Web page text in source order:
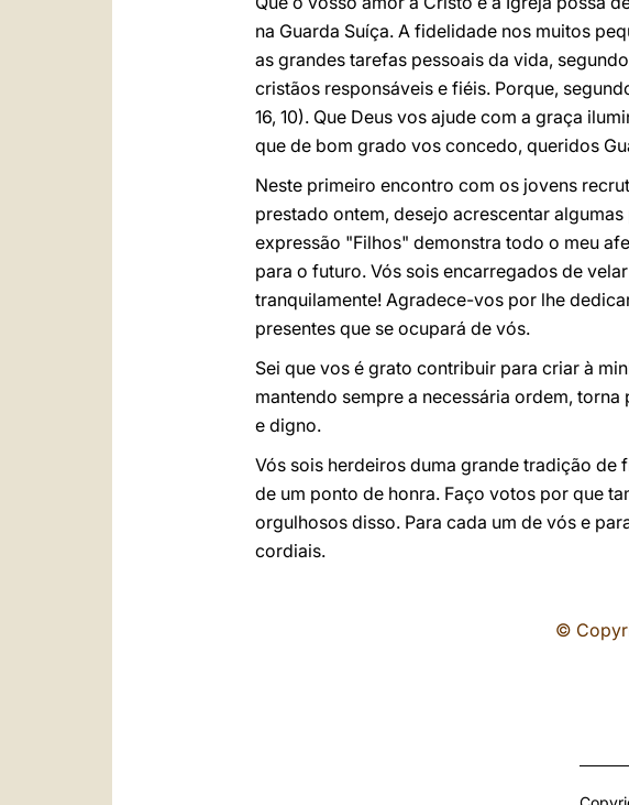
na Guarda Suíça. A fidelidade nos muitos
as grandes tarefas pessoais da vida,
cristãos responsáveis e fiéis. Porque,
16, 10). Que Deus vos ajude com a graça
que de bom grado vos concedo, queridos
Neste primeiro encontro com os jovens
prestado ontem, desejo acrescentar
expressão "Filhos" demonstra todo o meu
para o futuro. Vós sois encarregados de
tranquilamente! Agradece-vos por lhe
presentes que se ocupará de vós.
Sei que vos é grato contribuir para criar à
mantendo sempre a necessária ordem,
e digno.
Vós sois herdeiros duma grande tradição de
de um ponto de honra. Faço votos por que
orgulhosos disso. Para cada um de vós e
cordiais.
©